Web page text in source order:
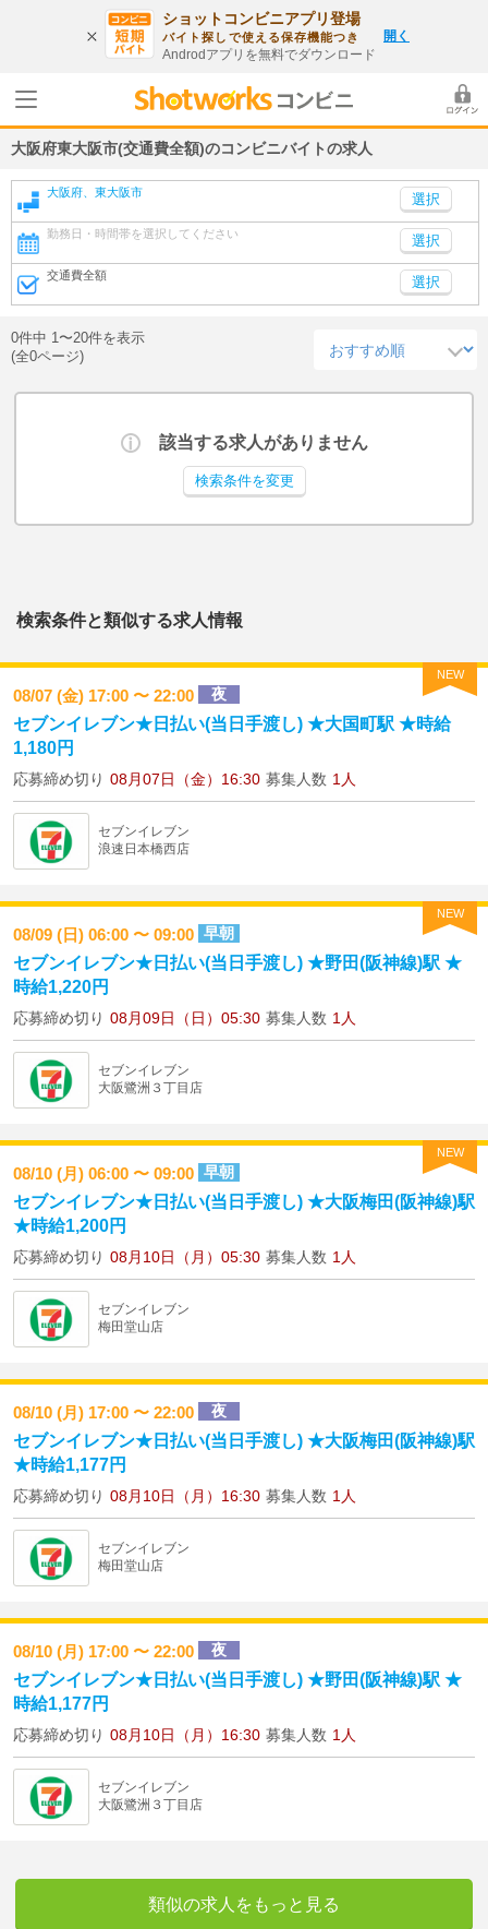
ショットコンビニアプリ登場
バイト探しで使える保存機能つき
Androdアプリを無料でダウンロード
開く
大阪府東大阪市(交通費全額)のコンビニバイトの求人
大阪府、東大阪市
勤務日・時間帯を選択してください 選択
交通費全額 選択
0件中 1〜20件を表示
(全0ページ)
該当する求人がありません
検索条件を変更
検索条件と類似する求人情報
NEW
08/07 (金) 17:00 〜 22:00 夜
セブンイレブン★日払い(当日手渡し) ★大国町駅 ★時給
1,180円
応募締め切り 08月07日（金）16:30 募集人数 1人
セブンイレブン
浪速日本橋西店
NEW
08/09 (日) 06:00 〜 09:00 早朝
セブンイレブン★日払い(当日手渡し) ★野田(阪神線)駅 ★
時給1,220円
応募締め切り 08月09日（日）05:30 募集人数 1人
セブンイレブン
大阪鷺洲３丁目店
NEW
08/10 (月) 06:00 〜 09:00 早朝
セブンイレブン★日払い(当日手渡し) ★大阪梅田(阪神線)駅
★時給1,200円
応募締め切り 08月10日（月）05:30 募集人数 1人
セブンイレブン
梅田堂山店
08/10 (月) 17:00 〜 22:00 夜
セブンイレブン★日払い(当日手渡し) ★大阪梅田(阪神線)駅
★時給1,177円
応募締め切り 08月10日（月）16:30 募集人数 1人
セブンイレブン
梅田堂山店
08/10 (月) 17:00 〜 22:00 夜
セブンイレブン★日払い(当日手渡し) ★野田(阪神線)駅 ★
時給1,177円
応募締め切り 08月10日（月）16:30 募集人数 1人
セブンイレブン
大阪鷺洲３丁目店
類似の求人をもっと見る